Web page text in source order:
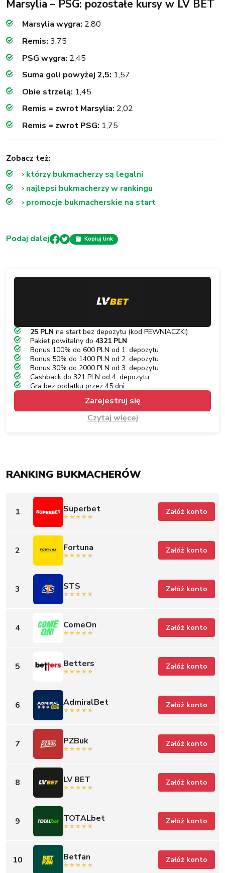
Marsylia – PSG: pozostałe kursy w LV BET
Marsylia wygra: 2,80
Remis: 3,75
PSG wygra: 2,45
Suma goli powyżej 2,5: 1,57
Obie strzelą: 1,45
Remis = zwrot Marsylia: 2,02
Remis = zwrot PSG: 1,75
Zobacz też:
› którzy bukmacherzy są legalni
› najlepsi bukmacherzy w rankingu
› promocje bukmacherskie na start
Podaj dalej Kopiuj link
25 PLN na start bez depozytu (kod PEWNIACZKI)
Pakiet powitalny do 4321 PLN
Bonus 100% do 600 PLN od 1. depozytu
Bonus 50% do 1400 PLN od 2. depozytu
Bonus 30% do 2000 PLN od 3. depozytu
Cashback do 321 PLN od 4. depozytu
Gra bez podatku przez 45 dni
Zarejestruj się
Czytaj więcej
RANKING BUKMACHERÓW
1 Superbet Załóż konto
2 Fortuna Załóż konto
3 STS Załóż konto
4 ComeOn Załóż konto
5 Betters Załóż konto
6 AdmiralBet Załóż konto
7 PZBuk Załóż konto
8 LV BET Załóż konto
9 TOTALbet Załóż konto
10 Betfan Załóż konto